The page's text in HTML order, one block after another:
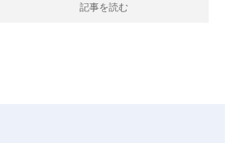
記事を読む